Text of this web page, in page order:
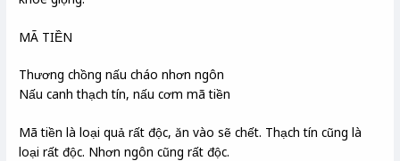
MÃ TIỀN
Thương chồng nấu cháo nhơn ngôn
Nấu canh thạch tín, nấu cơm mã tiền
Mã tiền là loại quả rất độc, ăn vào sẽ chết. Thạch tín cũng là
loại rất độc. Nhơn ngôn cũng rất độc.